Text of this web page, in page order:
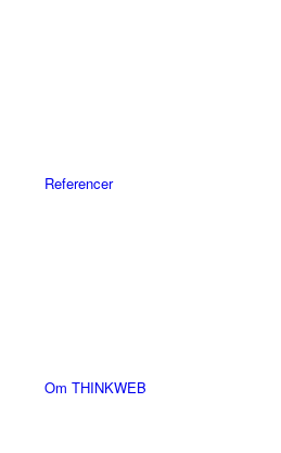
Referencer
Om THINKWEB